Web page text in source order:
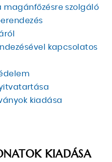
magánfőzésre szolgáló
kapcsolatos
kiadása
KIADÁSA